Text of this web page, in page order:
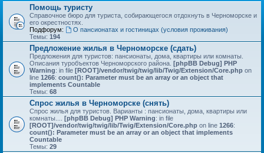
Помощь туристу
Справочное бюро для туриста, собирающегося отдохнуть в Черноморске и
его окрестностях.
Подфорум:
О пансионатах и гостиницах (условия проживания)
Темы: 194
Предложение жилья в Черноморске (сдать)
Предложения для туристов: пансионаты, дома, квартиры или комнаты.
Описания туробъектов Черноморского района. [phpBB Debug] PHP
Warning: in file [ROOT]/vendor/twig/twig/lib/Twig/Extension/Core.php on
line 1266: count(): Parameter must be an array or an object that
implements Countable
Темы: 68
Спрос жилья в Черноморске (снять)
Спрос жилья для туристов. Варианты : пансионаты, дома, квартиры или
комнаты.... [phpBB Debug] PHP Warning: in file
[ROOT]/vendor/twig/twig/lib/Twig/Extension/Core.php on line 1266:
count(): Parameter must be an array or an object that implements
Countable
Темы: 29